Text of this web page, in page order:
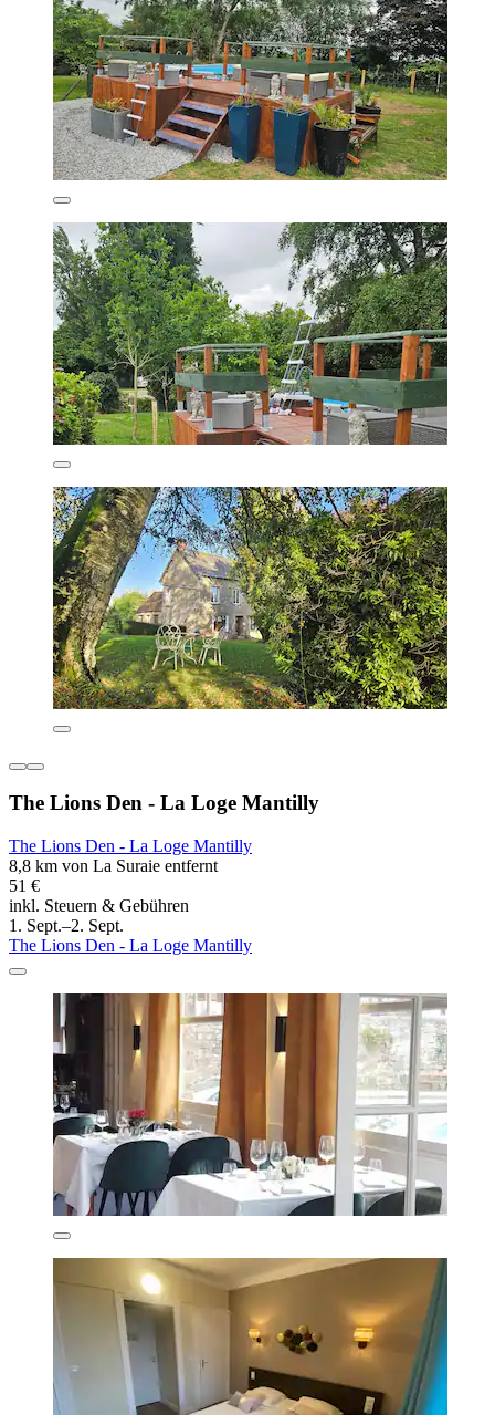
The Lions Den - La Loge Mantilly
The Lions Den - La Loge Mantilly
8,8 km von La Suraie entfernt
51 €
inkl. Steuern & Gebühren
1. Sept.–2. Sept.
The Lions Den - La Loge Mantilly